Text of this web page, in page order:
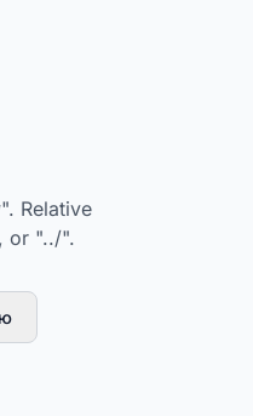
Relative
or "../".